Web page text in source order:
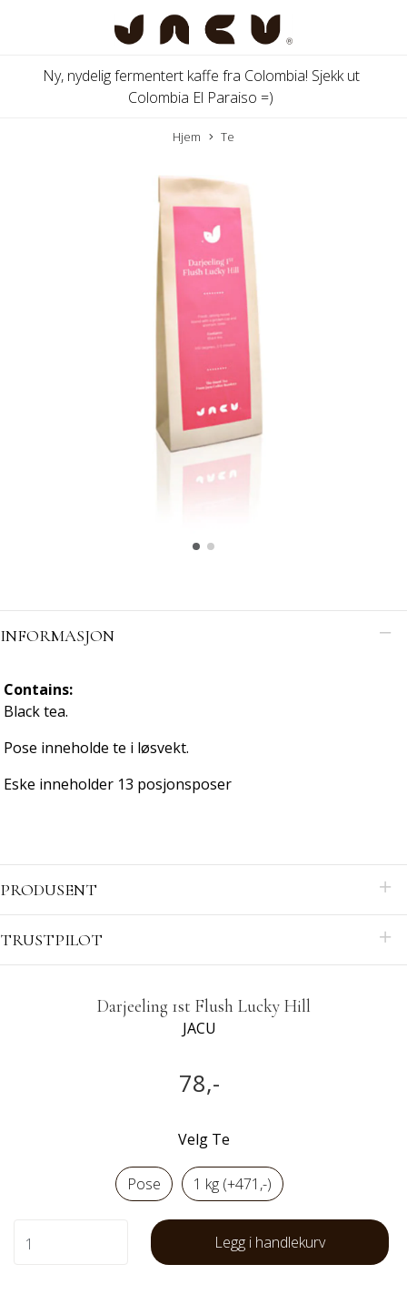
Ny, nydelig fermentert kaffe fra Colombia! Sjekk ut
Colombia El Paraiso =)
Hjem Te
INFORMASJON
Contains:
Black tea.
Pose inneholde te i løsvekt.
Eske inneholder 13 posjonsposer
PRODUSENT
TRUSTPILOT
Darjeeling 1st Flush Lucky Hill
JACU
78,-
Velg Te
Pose 1 kg (+471,-)
Legg i handlekurv